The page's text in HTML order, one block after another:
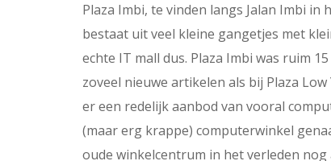
Plaza Imbi, te vinden langs Jalan Imbi in
bestaat uit veel kleine gangetjes met
echte IT mall dus. Plaza Imbi was ruim
zoveel nieuwe artikelen als bij Plaza
er een redelijk aanbod van vooral
(maar erg krappe) computerwinkel
oude winkelcentrum in het verleden nog